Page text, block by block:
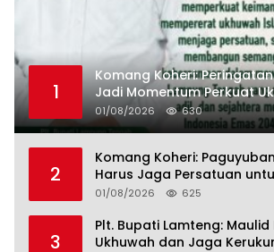
1
Komang Koheri:
Jadi Momentum Perkuat
Lampung Tengah
01/08/2026 630
2
Komang Koheri:
Harus Jaga Persatuan
Lampung Tengah
01/08/2026 625
3
Plt. Bupati Lamteng:
Ukhuwah dan Jaga